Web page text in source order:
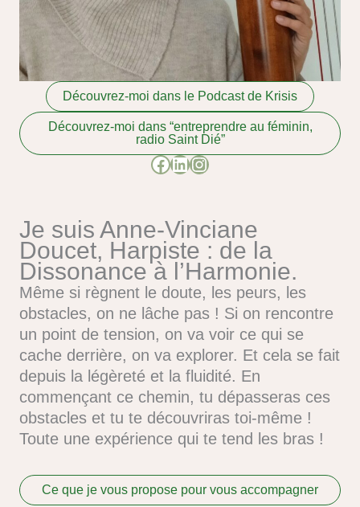
Découvrez-moi dans le Podcast de Krisis
Découvrez-moi dans “entreprendre au féminin,
radio Saint Dié”
Facebook LinkedIn Instagram
Je suis Anne-Vinciane
Doucet, Harpiste : de la
Dissonance à l’Harmonie.
Même si règnent le doute, les peurs, les
obstacles, on ne lâche pas ! Si on rencontre
un point de tension, on va voir ce qui se
cache derrière, on va explorer. Et cela se fait
depuis la légèreté et la fluidité. En
commençant ce chemin, tu dépasseras ces
obstacles et tu te découvriras toi-même !
Toute une expérience qui te tend les bras !
Ce que je vous propose pour vous accompagner